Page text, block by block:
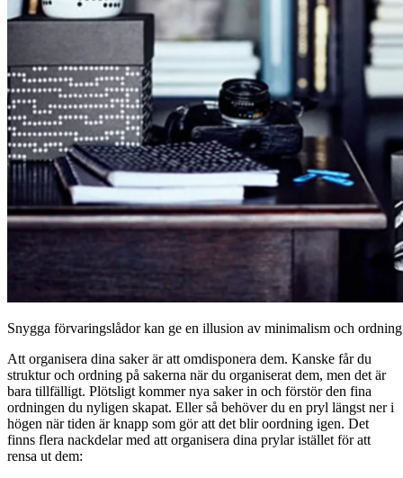
Snygga förvaringslådor kan ge en illusion av minimalism och
Att organisera dina saker är att omdisponera dem. Kanske får du
struktur och ordning på sakerna när du organiserat dem, men det är
bara tillfälligt. Plötsligt kommer nya saker in och förstör den fina
ordningen du nyligen skapat. Eller så behöver du en pryl längst ner i
högen när tiden är knapp som gör att det blir oordning igen. Det
finns flera nackdelar med att organisera dina prylar istället för att
rensa ut dem: